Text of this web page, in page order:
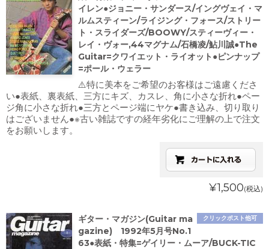
イレン●ジョニー・サンダース/イングヴェイ・マ
ルムスティーン/ライジング・フォース/ストリー
ト・スライダーズ/BOOWY/スティーヴィー・
レイ・ヴォー,44マグナム/石橋凌/鮎川誠●The
Guitar=クワイエット・ライオット●ピンナップ
=ポール・ウェラー
⚠️特に美本をご希望のお客様はご遠慮くださ
い●表紙、裏表紙、三方にキズ、カスレ、角に小さな折れ●ペー
ジ角に小さな折れ●三方とページ端にヤケ●書き込み、切り取り
はございません●※古い雑誌ですの経年劣化にご理解の上で注文
をお願いします。
¥1,500(税込)
クリックポスト他可
ギター・マガジン(Guitar ma
gazine) 1992年5月号No.1
63●表紙・特集=ゲイリー・ムーア/BUCK-TIC